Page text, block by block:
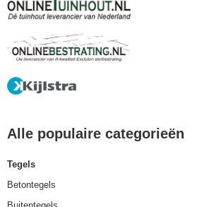
Alle populaire categorieën
Tegels
Betontegels
Buitentegels